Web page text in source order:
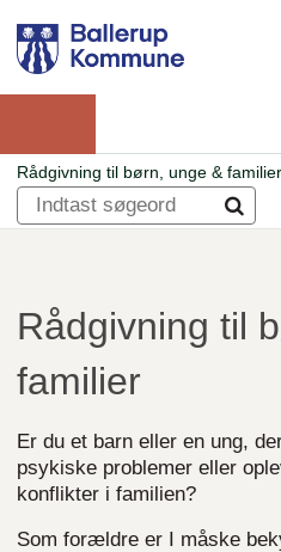
hovedindhold
Primær
navigation
Brødkrumme
Rådgivning til børn, unge & familier
Rådgivning til
familier
Er du et barn eller en ung,
psykiske problemer eller
konflikter i familien?
Som forældre er I måske